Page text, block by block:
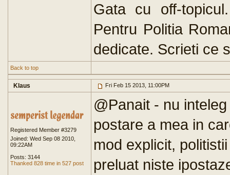
Gata cu off-
Pentru Politia
dedicate. Scrieti ce
Back to top
Klaus Fri Feb 15 2013, 11:00PM
Registered Member #3279
Joined: Wed Sep 08 2010,
09:22AM
Posts: 3144
Thanked 828 time in 527 post
@Panait - nu
postare a mea in
mod explicit,
preluat niste